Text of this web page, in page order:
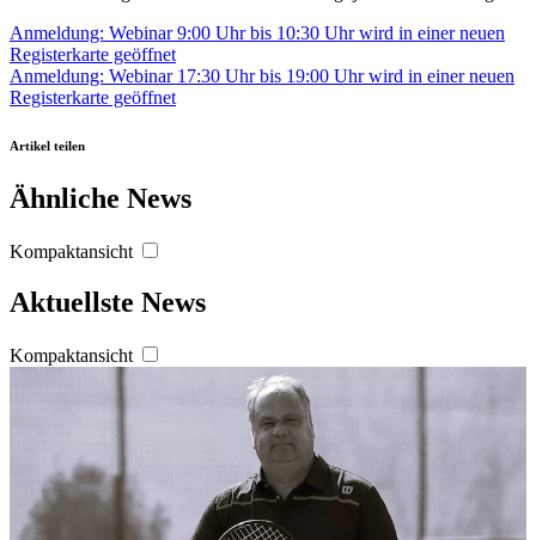
personalisieren, Funktionen für soziale Medien anbieten
zu können und die Zugriffe auf unsere Website zu
analysieren. Außerdem geben wir Informationen zu Ihrer
Verwendung unserer Website an unsere Partner für
soziale Medien, Werbung und Analysen weiter. Unsere
weiteren Daten zusammen, die Sie ihnen bereitgestellt
gesammelt haben. Die
angepasst werden.
Anmeldung: Webinar 9:00 Uhr bis 10:30 Uhr wird in einer neuen
Registerkarte geöffnet
Anmeldung: Webinar 17:30 Uhr bis 19:00 Uhr wird in einer neuen
Registerkarte geöffnet
Artikel teilen
Ähnliche News
Kompaktansicht
Aktuellste News
Kompaktansicht